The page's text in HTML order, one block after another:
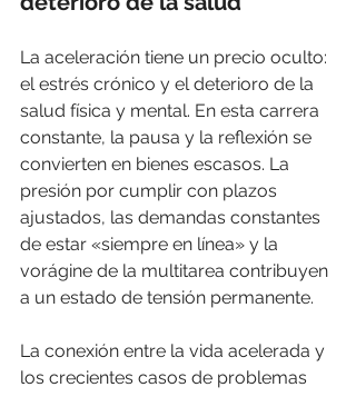
La aceleración tiene un precio oculto:
el estrés crónico y el deterioro de la
salud física y mental. En esta carrera
constante, la pausa y la reflexión se
convierten en bienes escasos. La
presión por cumplir con plazos
ajustados, las demandas constantes
de estar «siempre en línea» y la
vorágine de la multitarea contribuyen
a un estado de tensión permanente.
La conexión entre la vida acelerada y
los crecientes casos de problemas